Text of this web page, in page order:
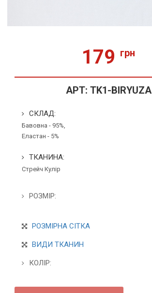
179 грн
АРТ: TK1-BIRYUZA
СКЛАД:
Бавовна - 95%,
Еластан - 5%
ТКАНИНА:
Стрейч Кулір
РОЗМІР:
РОЗМІРНА СІТКА
ВИДИ ТКАНИН
КОЛІР: